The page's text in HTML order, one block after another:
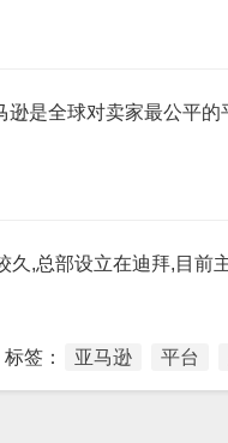
是全球对卖家最公平
,总部设立在迪拜,目
标签： 亚马逊 平台